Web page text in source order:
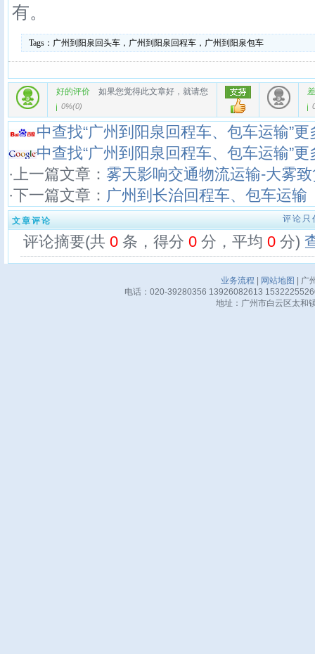
有。
Tags： 广州到阳泉回头车，广州到阳泉回程车，广州到阳泉包车
好的评价 如果您觉得此文章好，就请您
0%(0)
中查找“广州到阳泉回程车、包车运输”
中查找“广州到阳泉回程车、包车运输”
·上一篇文章： 雾天影响交通物流运输-大雾
·下一篇文章： 广州到长治回程车、包车运输
文章评论 评论只
评论摘要(共 0 条，得分 0 分，平均 0 分)
业务流程 网站地图
| 广
电话：020-39280356 13926082613
地址：广州市白云区太和